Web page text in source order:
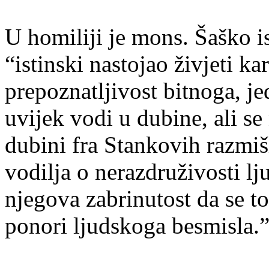
U homiliji je mons. Šaško
“istinski nastojao živjeti
prepoznatljivost bitnoga,
uvijek vodi u dubine, ali
dubini fra Stankovih
vodilja o nerazdruživosti
njegova zabrinutost da se
ponori ljudskoga besmisla.”